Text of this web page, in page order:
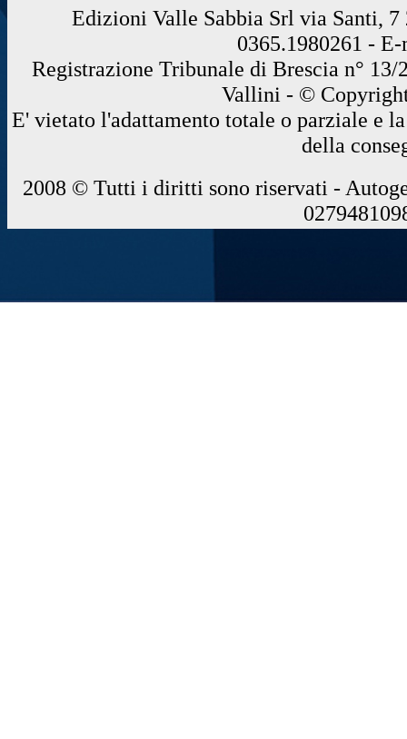
Edizioni Valle Sabbia Srl via Santi, 7
0365.1980261 -
Registrazione Tribunale di Brescia n°
Vallini - ©
E' vietato l'adattamento totale o parziale e
della
2008 © Tutti i diritti sono riservati -